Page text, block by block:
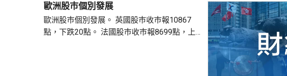
歐洲股巿個別發展
歐洲股巿個別發展。 英國股巿收巿報10867
點，下跌20點。 法國股巿收巿報8699點，上